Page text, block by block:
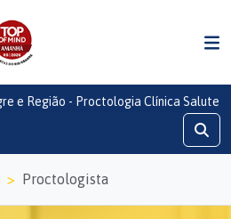
e Região - Proctologia Clínica Salute
Proctologista